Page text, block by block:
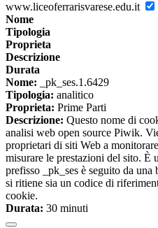
www.liceoferrarisvarese.edu.it
Nome
Tipologia
Proprieta
Descrizione
Durata
Nome: _pk_ses.1.6429
Tipologia: analitico
Proprieta: Prime Parti
Descrizione: Questo nome di
analisi web open source Piwik.
proprietari di siti Web a
misurare le prestazioni del sito.
prefisso _pk_ses è seguito da
si ritiene sia un codice di
cookie.
Durata: 30 minuti